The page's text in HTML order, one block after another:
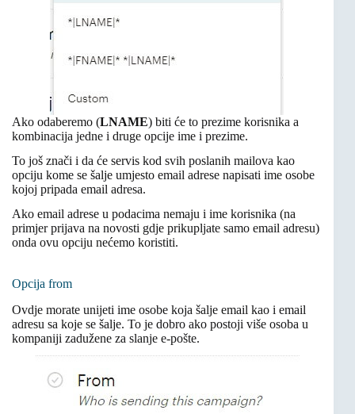
Ako odaberemo (LNAME) biti će to prezime korisnika a
kombinacija jedne i druge opcije ime i prezime.
To još znači i da će servis kod svih poslanih mailova kao
opciju kome se šalje umjesto email adrese napisati ime osobe
kojoj pripada email adresa.
Ako email adrese u podacima nemaju i ime korisnika (na
primjer prijava na novosti gdje prikupljate samo email adresu)
onda ovu opciju nećemo koristiti.
Opcija from
Ovdje morate unijeti ime osobe koja šalje email kao i email
adresu sa koje se šalje. To je dobro ako postoji više osoba u
kompaniji zadužene za slanje e-pošte.